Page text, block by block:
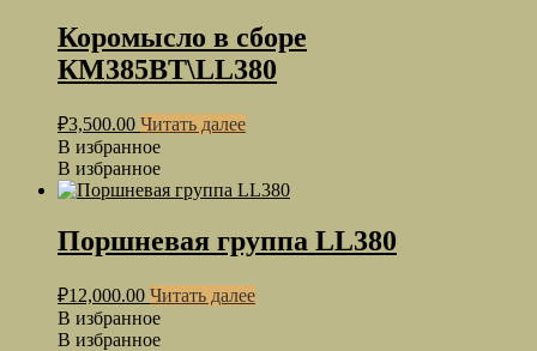
Коромысло в сборе
КМ385ВТ\LL380
₽3,500.00 Читать далее
В избранное
В избранное
Поршневая группа LL380
₽12,000.00 Читать далее
В избранное
В избранное